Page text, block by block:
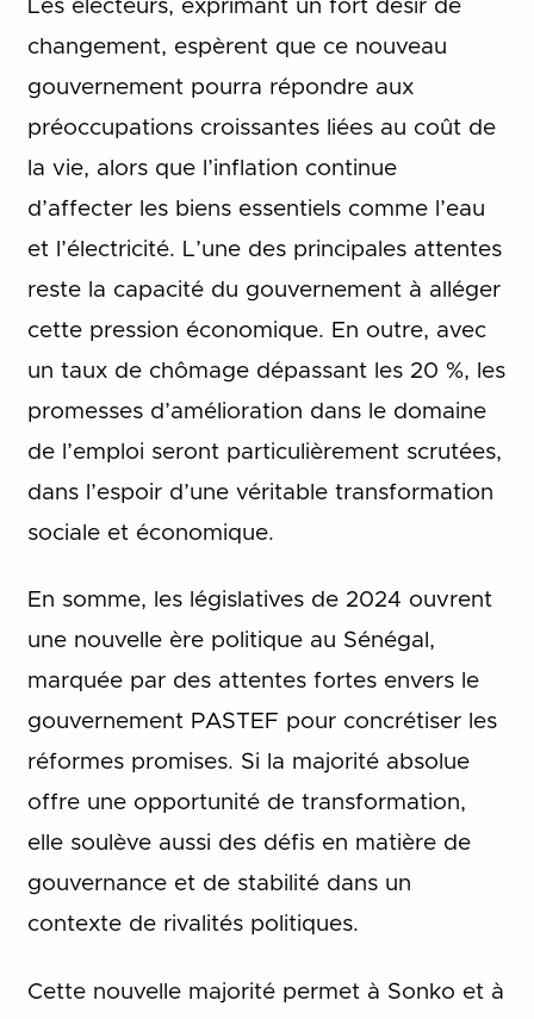
Les électeurs, exprimant un fort désir de
changement, espèrent que ce nouveau
gouvernement pourra répondre aux
préoccupations croissantes liées au coût de
la vie, alors que l’inflation continue
d’affecter les biens essentiels comme l’eau
et l’électricité. L’une des principales attentes
reste la capacité du gouvernement à alléger
cette pression économique. En outre, avec
un taux de chômage dépassant les 20 %, les
promesses d’amélioration dans le domaine
de l’emploi seront particulièrement scrutées,
dans l’espoir d’une véritable transformation
sociale et économique.
En somme, les législatives de 2024 ouvrent
une nouvelle ère politique au Sénégal,
marquée par des attentes fortes envers le
gouvernement PASTEF pour concrétiser les
réformes promises. Si la majorité absolue
offre une opportunité de transformation,
elle soulève aussi des défis en matière de
gouvernance et de stabilité dans un
contexte de rivalités politiques.
Cette nouvelle majorité permet à Sonko et à